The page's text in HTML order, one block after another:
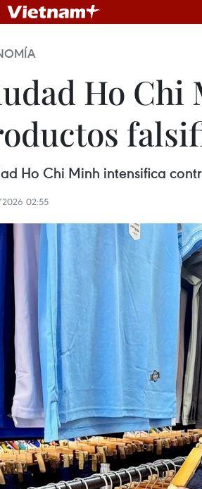
Ho Chi
Ho Chi Minh intensifica
02:55